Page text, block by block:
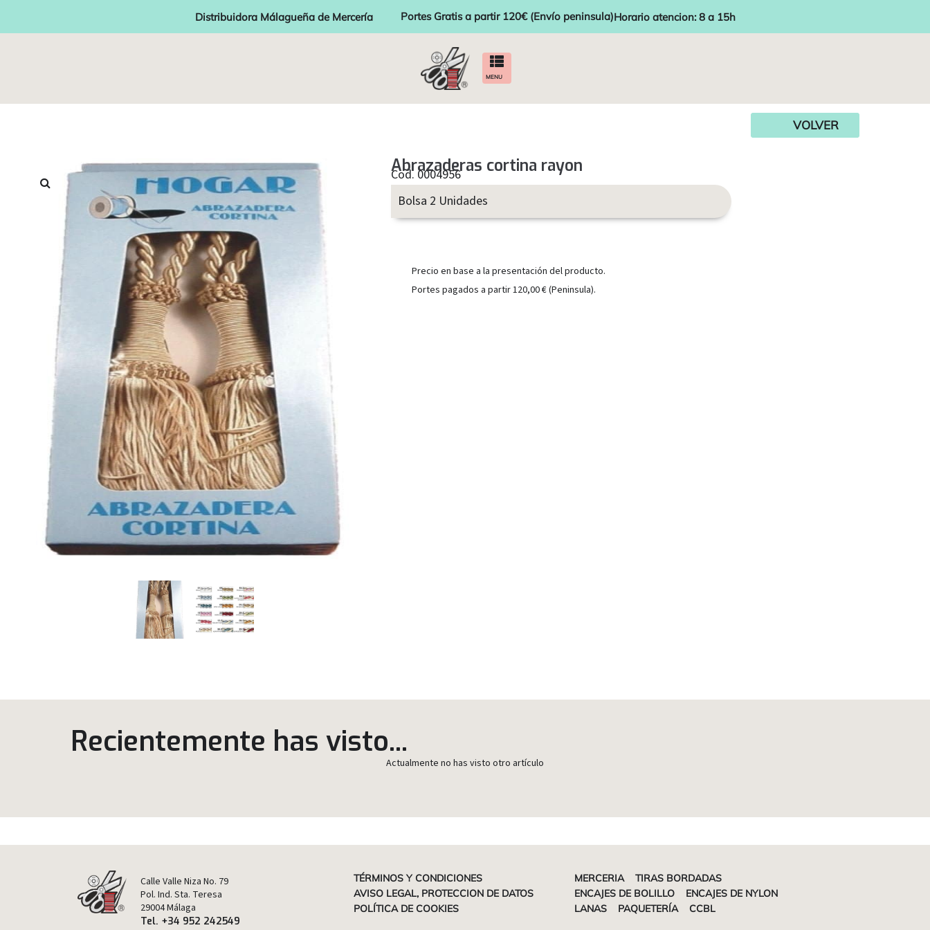
Distribuidora Málagueña de Mercería Portes Gratis a partir 120€ (Envío peninsula)Horario atencion: 8 a 15h
MENU
VOLVER
Abrazaderas cortina rayon
Cod. 0004956
Bolsa 2 Unidades
Precio en base a la presentación del producto.
Portes pagados a partir 120,00 € (Peninsula).
Recientemente has visto...
Actualmente no has visto otro artículo
Calle Valle Niza No. 79
Pol. Ind. Sta. Teresa
29004 Málaga
Tel. +34 952 242549
TÉRMINOS Y CONDICIONES
AVISO LEGAL, PROTECCION DE DATOS
POLÍTICA DE COOKIES
MERCERIA
TIRAS BORDADAS
ENCAJES DE BOLILLO
ENCAJES DE NYLON
LANAS
PAQUETERÍA CCBL